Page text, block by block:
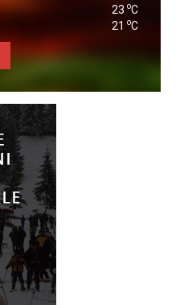
23 oC
21 oC